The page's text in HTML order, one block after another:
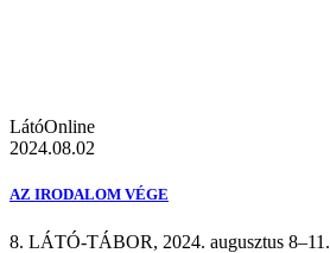
LátóOnline
2024.08.02
AZ IRODALOM VÉGE
8. LÁTÓ-TÁBOR, 2024. augusztus 8–11.